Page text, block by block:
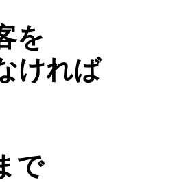
を
ければ
で